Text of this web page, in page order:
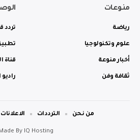
منوعات
رياضة
علوم وتكنولوجيا
أخبار منوعة
ثقافة وفن
تردد
قناة
By IQ Hosting
من نحن الترددات الاعلانات